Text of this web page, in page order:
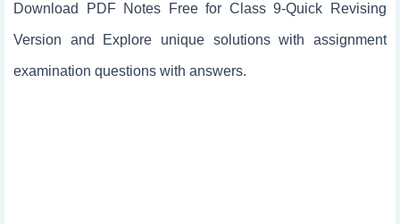
Download PDF Notes Free for Class 9-Quick Revising
Version and Explore unique solutions with assignment
examination questions with answers.